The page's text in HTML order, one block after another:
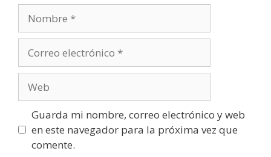
Guarda mi nombre, correo electrónico y web
en este navegador para la próxima vez que
comente.